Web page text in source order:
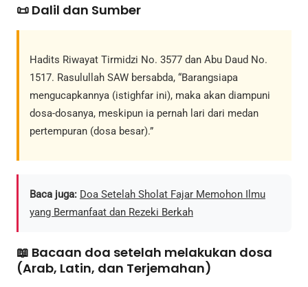
📜 Dalil dan Sumber
Hadits Riwayat Tirmidzi No. 3577 dan Abu Daud No.
1517. Rasulullah SAW bersabda, “Barangsiapa
mengucapkannya (istighfar ini), maka akan diampuni
dosa-dosanya, meskipun ia pernah lari dari medan
pertempuran (dosa besar).”
Baca juga: Doa Setelah Sholat Fajar Memohon Ilmu
yang Bermanfaat dan Rezeki Berkah
📖 Bacaan doa setelah melakukan dosa
(Arab, Latin, dan Terjemahan)